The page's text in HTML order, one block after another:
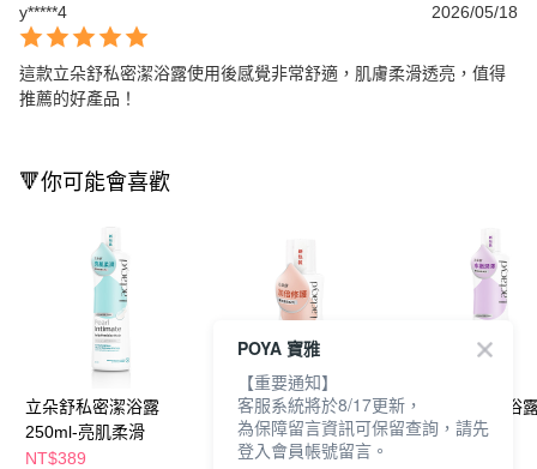
y*****4
2026/05/18
這款立朵舒私密潔浴露使用後感覺非常舒適，肌膚柔滑透亮，值得
推薦的好產品！
🔻你可能會喜歡
立朵舒私密潔浴露
250ml-亮肌柔滑
NT$389
立朵舒私密潔浴露加倍
修護60ml
NT$109
立朵舒私密潔浴
滋潤250ml
POYA 寶雅
【重要通知】
客服系統將於8/17更新，
為保障留言資訊可保留查詢，請先
登入會員帳號留言。